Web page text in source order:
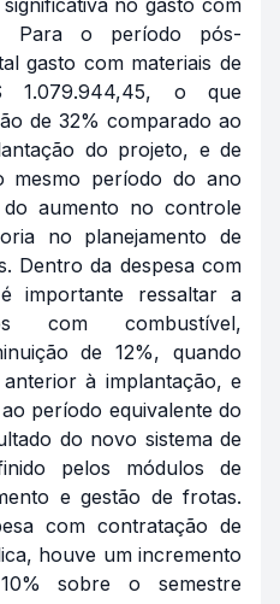
Para o período pós-
gasto com materiais de
o que
de 32% comparado ao
do projeto, e de
mesmo período do ano
aumento no controle
no planejamento de
Dentro da despesa com
importante ressaltar a
com combustível,
de 12%, quando
à implantação, e
período equivalente do
do novo sistema de
pelos módulos de
e gestão de frotas.
com contratação de
houve um incremento
sobre o semestre